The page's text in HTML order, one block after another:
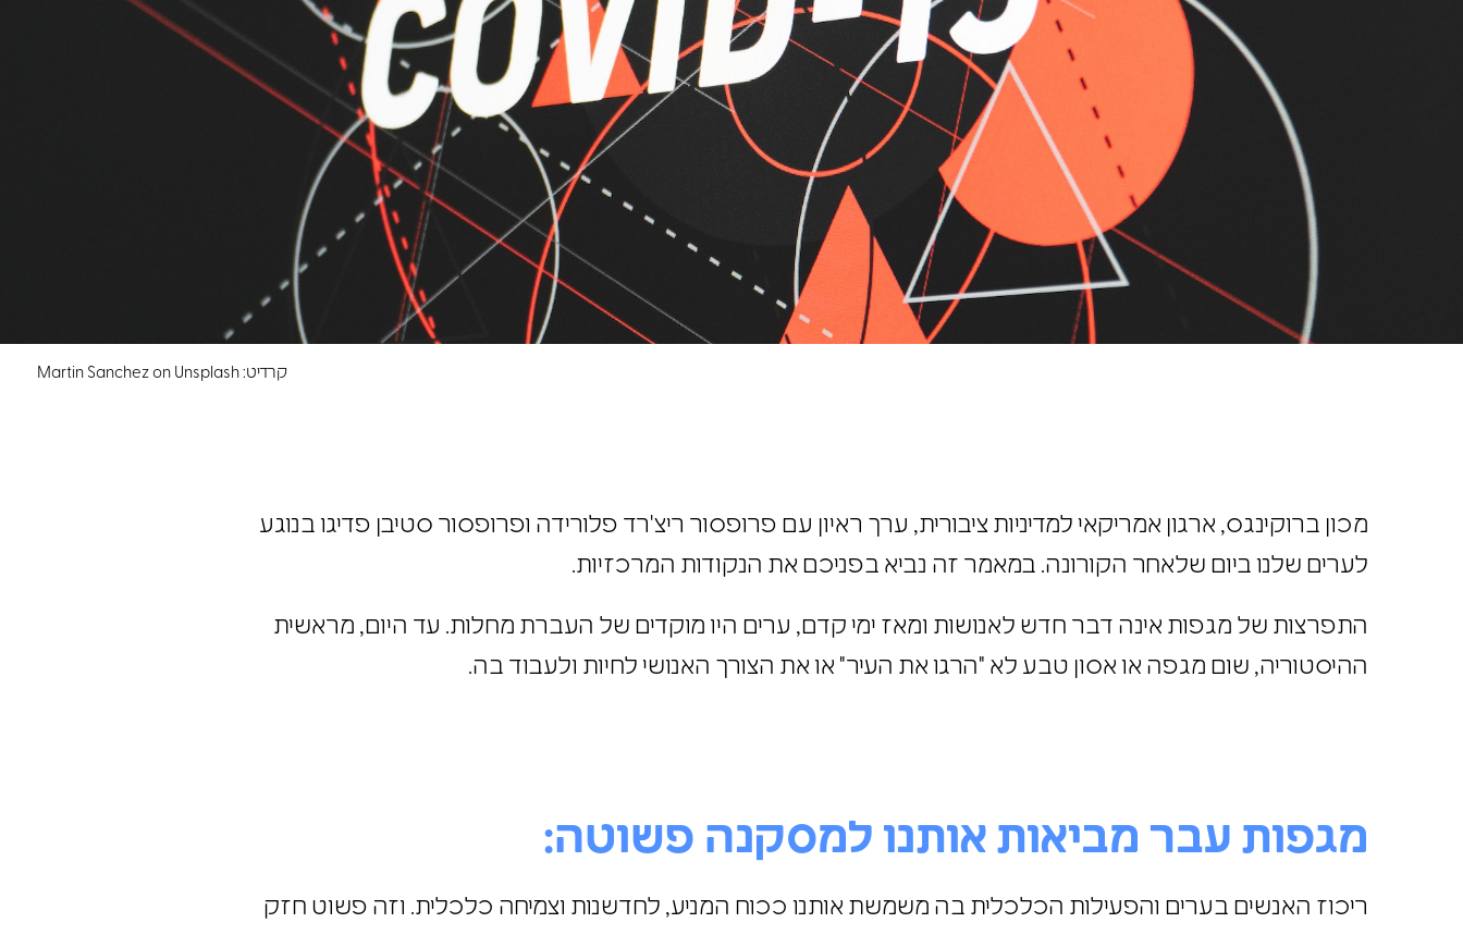
קרדיט: Martin Sanchez on Unsplash
מכון ברוקינגס, ארגון אמריקאי למדיניות ציבורית, ערך ראיון עם פרופסור ריצ'רד פלורידה ופרופסור סטיבן פדיגו בנוגע
לערים שלנו ביום שלאחר הקורונה. במאמר זה נביא בפניכם את הנקודות המרכזיות.
התפרצות של מגפות אינה דבר חדש לאנושות ומאז ימי קדם, ערים היו מוקדים של העברת מחלות. עד היום, מראשית
ההיסטוריה, שום מגפה או אסון טבע לא "הרגו את העיר" או את הצורך האנושי לחיות ולעבוד בה.
מגפות עבר מביאות אותנו למסקנה פשוטה:
ריכוז האנשים בערים והפעילות הכלכלית בה משמשת אותנו ככוח המניע, לחדשנות וצמיחה כלכלית. וזה פשוט חזק